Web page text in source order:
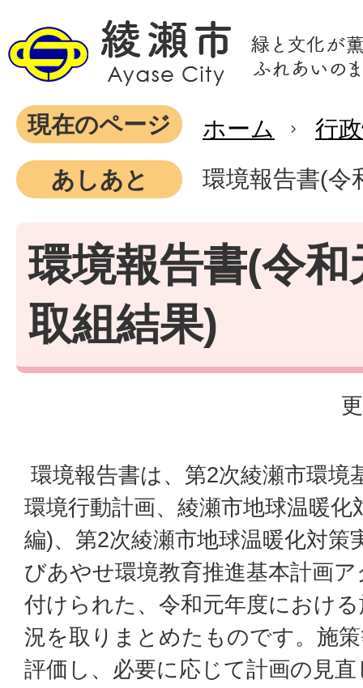
現在のページ ホーム
行
あしあと
環境報告書(令
環境報告書(令和
取組結果)
環境報告書は、第2次綾瀬市環境
環境行動計画、綾瀬市地球温暖化
編)、第2次綾瀬市地球温暖化対策
びあやせ環境教育推進基本計画
付けられた、令和元年度におけ
況を取りまとめたものです。施
評価し、必要に応じて計画の見